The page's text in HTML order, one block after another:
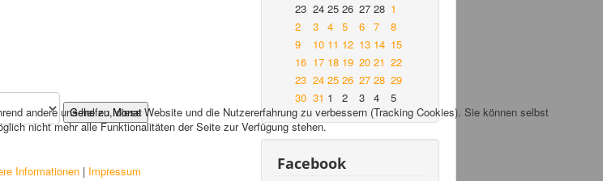
Gehe zu Monat
23 24 25 26 27 28 1
2
3 4 5 6 7
8
9
10 11 12 13 14 15
16 17 18 19 20 21 22
23 24 25 26 27 28 29
30 31 1 2 3 4 5
Facebook
andere uns helfen, diese Website und die Nutzererfahrung zu verbessern (Tracking Cookies). Sie können selbst
nicht mehr alle Funktionalitäten der Seite zur Verfügung stehen.
Informationen| Impressum